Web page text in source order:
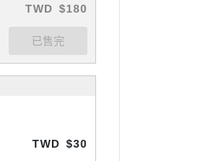
TWD $180
TWD $30